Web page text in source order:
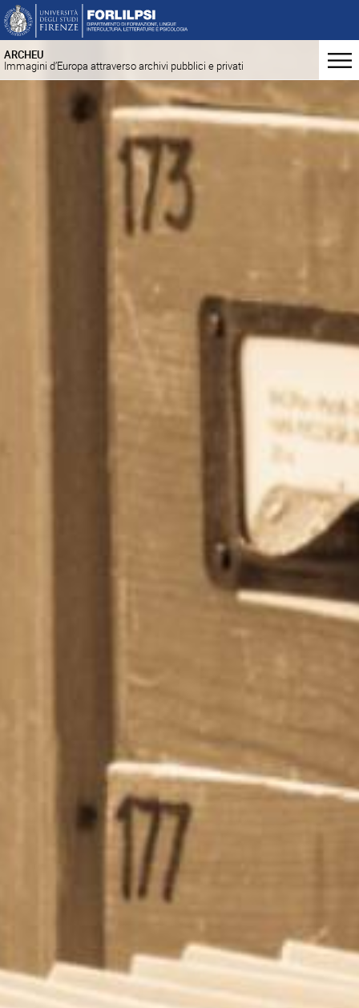
ARCHEU
Immagini d’Europa attraverso archivi pubblici e privati